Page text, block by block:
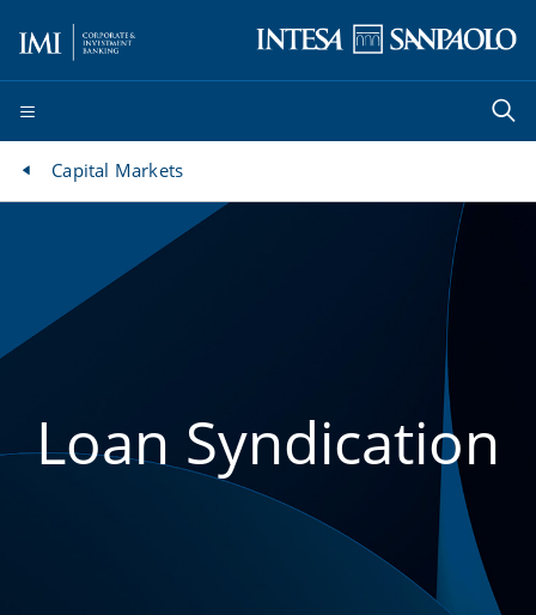
Capital Markets
Loan Syndication